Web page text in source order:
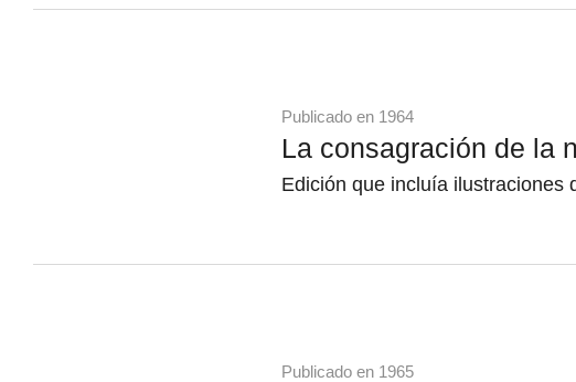
Publicado en 1964
La consagración de la
Edición que incluía ilustraciones
Publicado en 1965